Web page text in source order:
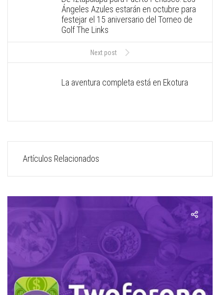
Ángeles Azules estarán en octubre para
festejar el 15 aniversario del Torneo de
Golf The Links
Next post
La aventura completa está en Ekotura
Artículos Relacionados